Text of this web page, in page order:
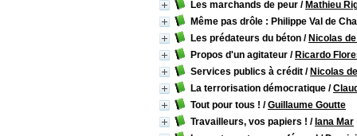
Les marchands de peur / Mathieu
Même pas drôle : Philippe Val de
Les prédateurs du béton / Nicolas
Propos d'un agitateur / Ricardo
Services publics à crédit / Nicolas
La terrorisation démocratique /
Tout pour tous ! /Guillaume Goutte
Travailleurs, vos papiers ! / Iana Mar